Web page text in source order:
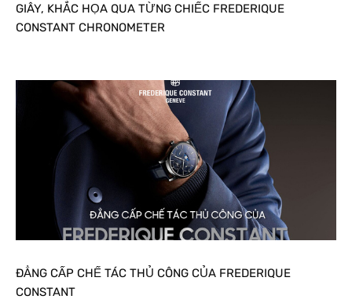
GIÂY, KHẮC HỌA QUA TỪNG CHIẾC FREDERIQUE
CONSTANT CHRONOMETER
ĐẲNG CẤP CHẾ TÁC THỦ CÔNG CỦA FREDERIQUE
CONSTANT